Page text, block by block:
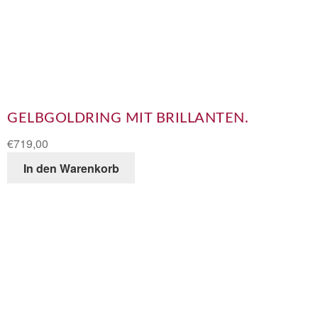
GELBGOLDRING MIT BRILLANTEN.
€719,00
In den Warenkorb